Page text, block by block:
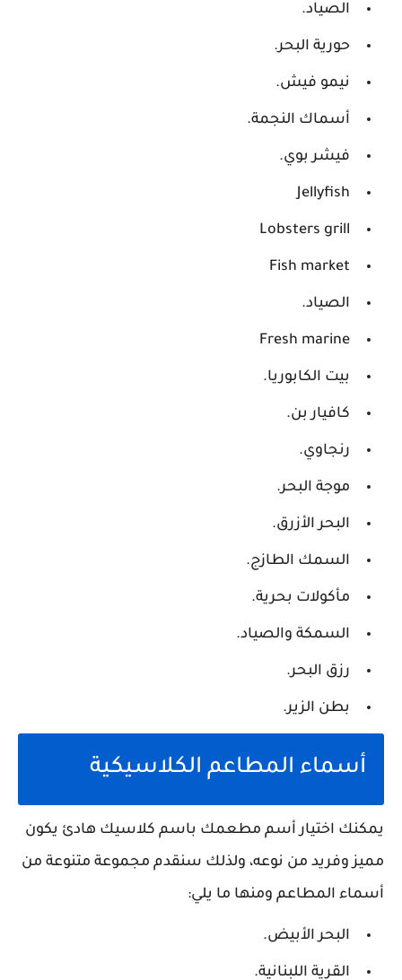
الصياد.
حورية البحر.
نيمو فيش.
أسماك النجمة.
فيشر بوي.
Jellyfish
Lobsters grill
Fish market
الصياد.
Fresh marine
بيت الكابوريا.
كافيار بن.
رنجاوي.
موجة البحر.
البحر الأزرق.
السمك الطازج.
مأكولات بحرية.
السمكة والصياد.
رزق البحر.
بطن الزير.
أسماء المطاعم الكلاسيكية
يمكنك اختيار أسم مطعمك باسم كلاسيك هادئ يكون
مميز وفريد من نوعه، ولذلك سنقدم مجموعة متنوعة من
أسماء المطاعم ومنها ما يلي:
البحر الأبيض.
القرية اللبنانية.